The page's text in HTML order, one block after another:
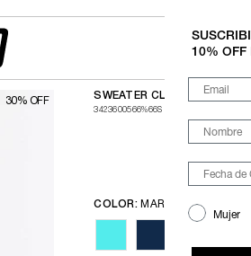
30% OFF
SWEATER CLASSIC V
3423600566%66S
COLOR: MARINO
MARINO
10% OFF
Email
Nombre
Mujer